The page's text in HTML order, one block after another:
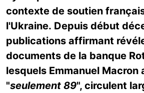
contexte de soutien
l'Ukraine. Depuis début
publications affirmant
documents de la banque
lesquels Emmanuel Macron
"seulement 89", circulent